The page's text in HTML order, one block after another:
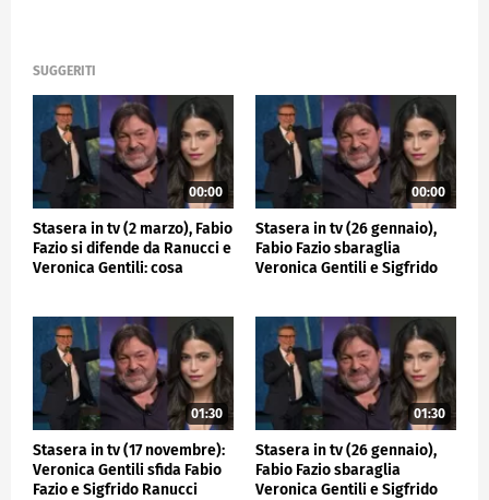
SUGGERITI
00:00
Stasera in tv (2 marzo), Fabio
Fazio si difende da Ranucci e
Veronica Gentili: cosa
00:00
Stasera in tv (26 gennaio),
Fabio Fazio sbaraglia
Veronica Gentili e Sigfrido
01:30
Stasera in tv (17 novembre):
Veronica Gentili sfida Fabio
Fazio e Sigfrido Ranucci
01:30
Stasera in tv (26 gennaio),
Fabio Fazio sbaraglia
Veronica Gentili e Sigfrido